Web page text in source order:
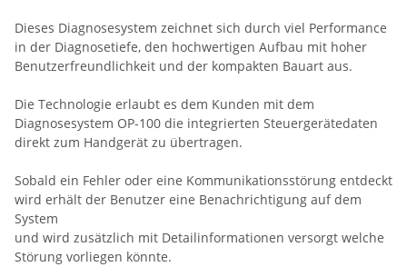
Dieses Diagnosesystem zeichnet sich durch viel Performance
in der Diagnosetiefe, den hochwertigen Aufbau mit hoher
Benutzerfreundlichkeit und der kompakten Bauart aus.
Die Technologie erlaubt es dem Kunden mit dem
Diagnosesystem OP-100 die integrierten Steuergerätedaten
direkt zum Handgerät zu übertragen.
Sobald ein Fehler oder eine Kommunikationsstörung entdeckt
wird erhält der Benutzer eine Benachrichtigung auf dem
System
und wird zusätzlich mit Detailinformationen versorgt welche
Störung vorliegen könnte.